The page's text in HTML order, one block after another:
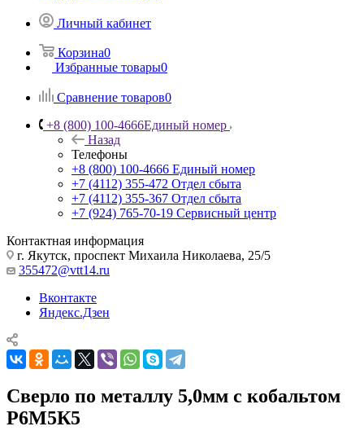
Личный кабинет
Корзина0
Избранные товары0
Сравнение товаров0
+8 (800) 100-4666Единый номер
Назад
Телефоны
+8 (800) 100-4666 Единый номер
+7 (4112) 355-472 Отдел сбыта
+7 (4112) 355-367 Отдел сбыта
+7 (924) 765-70-19 Сервисный центр
Контактная информация
г. Якутск, проспект Михаила Николаева, 25/5
355472@vtt14.ru
Вконтакте
Яндекс.Дзен
Сверло по металлу 5,0мм с кобальтом
Р6М5К5